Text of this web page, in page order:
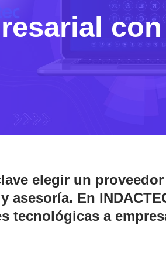
con
elegir un
asesoría. En
tecnológicas a